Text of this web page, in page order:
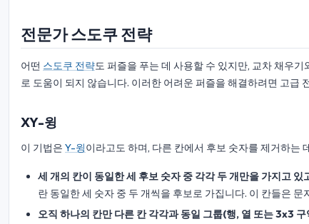
전문가 스도쿠 전략
어떤 스도쿠 전략도 퍼즐을 푸는 데 사용할 수 있지만, 교차 채우
로 도움이 되지 않습니다. 이러한 어려운 퍼즐을 해결하려면 고급
XY-윙
이 기법은 Y-윙이라고도 하며, 다른 칸에서 후보 숫자를 제거하는
세 개의 칸이 동일한 세 후보 숫자 중 각각 두 개만을 가지고
란 동일한 세 숫자 중 두 개씩을 후보로 가집니다. 이 칸들은
오직 하나의 칸만 다른 칸 각각과 동일 그룹(행, 열 또는 3x3